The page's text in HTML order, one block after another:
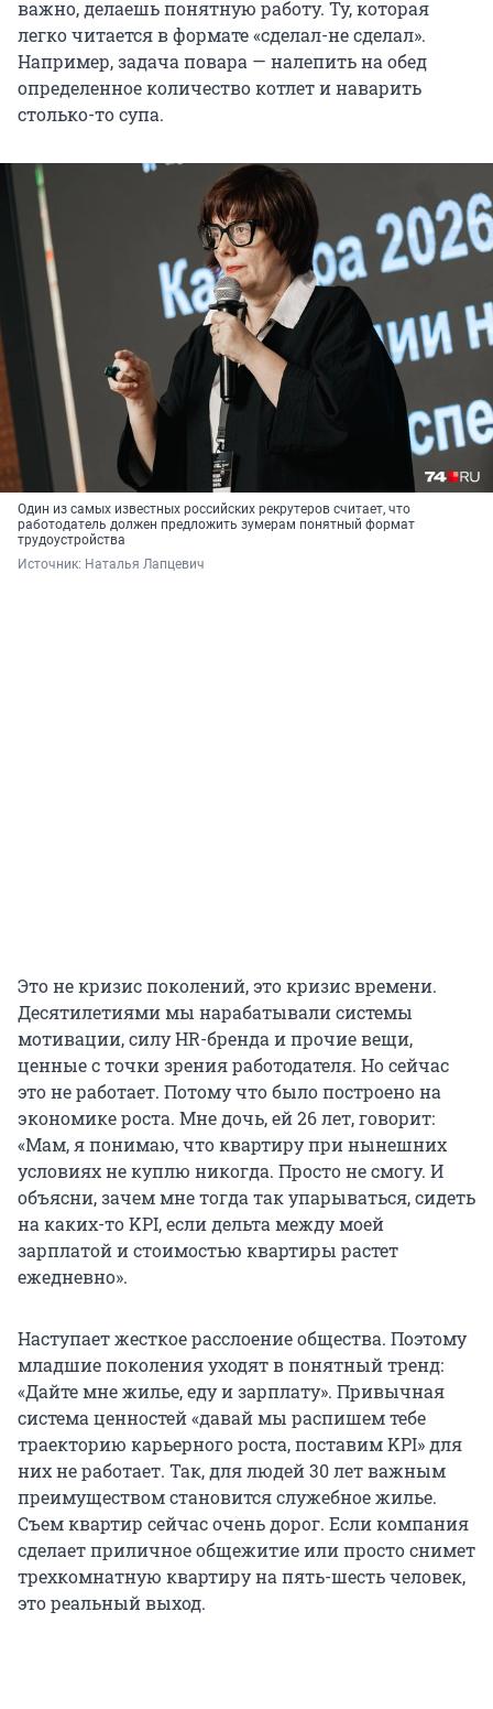
важно, делаешь понятную работу. Ту, которая
легко читается в формате «сделал-не сделал».
Например, задача повара — налепить на обед
определенное количество котлет и наварить
столько-то супа.
Один из самых известных российских рекрутеров считает, что
работодатель должен предложить зумерам понятный формат
трудоустройства
Источник: Наталья Лапцевич
Это не кризис поколений, это кризис времени.
Десятилетиями мы нарабатывали системы
мотивации, силу HR-бренда и прочие вещи,
ценные с точки зрения работодателя. Но сейчас
это не работает. Потому что было построено на
экономике роста. Мне дочь, ей 26 лет, говорит:
«Мам, я понимаю, что квартиру при нынешних
условиях не куплю никогда. Просто не смогу. И
объясни, зачем мне тогда так упарываться, сидеть
на каких-то KPI, если дельта между моей
зарплатой и стоимостью квартиры растет
ежедневно».
Наступает жесткое расслоение общества. Поэтому
младшие поколения уходят в понятный тренд:
«Дайте мне жилье, еду и зарплату». Привычная
система ценностей «давай мы распишем тебе
траекторию карьерного роста, поставим KPI» для
них не работает. Так, для людей 30 лет важным
преимуществом становится служебное жилье.
Съем квартир сейчас очень дорог. Если компания
сделает приличное общежитие или просто снимет
трехкомнатную квартиру на пять-шесть человек,
это реальный выход.